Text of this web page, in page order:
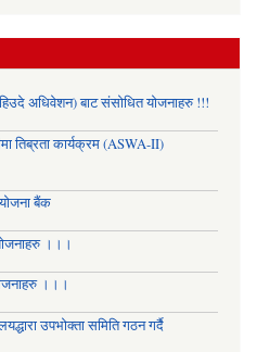
अधिवेशन) बाट संसोधित योजनाहरु !!!
तिब्रता कार्यक्रम (ASWA-II)
बैंक
।।।
।।।
उपभोक्ता समिति गठन गर्दै